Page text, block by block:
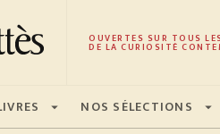
RECHERCHE CONTENU
OUVERTES SUR TOUS
DE LA CURIOSITÉ
arrow_drop_down NOS SÉLECTIONS arrow_drop_down